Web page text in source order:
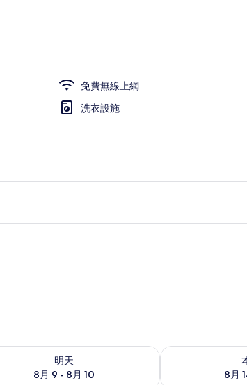
免費無線上網
洗衣設施
明天
8月 9 - 8月 10
(8月 9 - 8月 10) 的供應情況
8月
查看本週末 (8月